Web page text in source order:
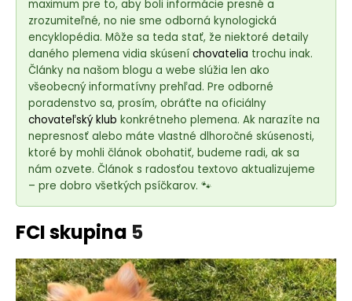
maximum pre to, aby boli informácie presné a
zrozumiteľné, no nie sme odborná kynologická
encyklopédia. Môže sa teda stať, že niektoré detaily
daného plemena vidia skúsení chovatelia trochu inak.
Články na našom blogu a webe slúžia len ako
všeobecný informatívny prehľad. Pre odborné
poradenstvo sa, prosím, obráťte na oficiálny
chovateľský klub konkrétneho plemena. Ak narazíte na
nepresnosť alebo máte vlastné dlhoročné skúsenosti,
ktoré by mohli článok obohatiť, budeme radi, ak sa
nám ozvete. Článok s radosťou textovo aktualizujeme
– pre dobro všetkých psíčkarov. 🐾
FCI skupina 5
á
j
s
ť
?